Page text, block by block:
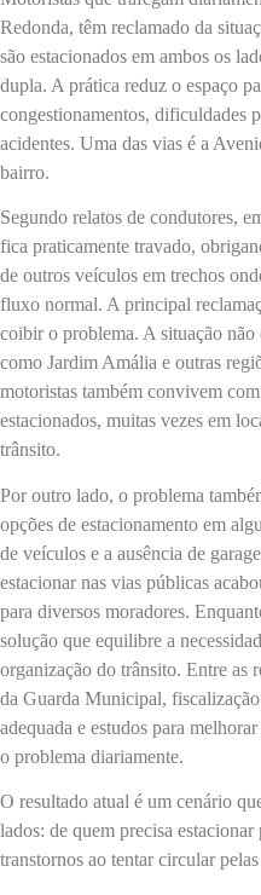
Redonda, têm reclamado da
são estacionados em ambos os
dupla. A prática reduz o espaço
congestionamentos, dificuldades
acidentes. Uma das vias é a
bairro.
Segundo relatos de condutores,
fica praticamente travado,
de outros veículos em trechos
fluxo normal. A principal
coibir o problema. A situação
como Jardim Amália e outras
motoristas também convivem
estacionados, muitas vezes em
trânsito.
Por outro lado, o problema
opções de estacionamento em
de veículos e a ausência de
estacionar nas vias públicas
para diversos moradores.
solução que equilibre a
organização do trânsito. Entre as
da Guarda Municipal,
adequada e estudos para
o problema diariamente.
O resultado atual é um cenário
lados: de quem precisa
transtornos ao tentar circular